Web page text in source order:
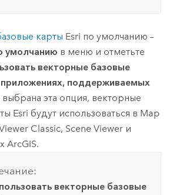
карты Esri по умолчанию –
умолчанию в меню и отметьте
векторные базовые
приложениях, поддерживаемых
выбрана эта опция, векторные
Esri будут использоваться в Map
Classic, Scene Viewer и
ArcGIS.
векторные базовые